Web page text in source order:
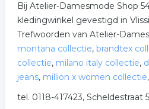
Bij Atelier-Damesmode Shop
kledingwinkel gevestigd in
Trefwoorden van Atelier-
montana collectie, brandtex
collectie, milano italy collectie,
jeans, million x women collectie,
tel. 0118-417423, Scheldestraat